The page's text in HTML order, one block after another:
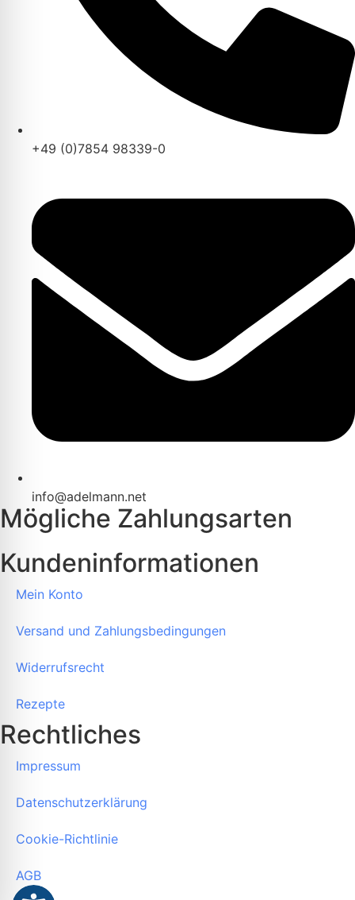
+49 (0)7854 98339-0
info@adelmann.net
Mögliche Zahlungsarten
Kundeninformationen
Mein Konto
Versand und Zahlungsbedingungen
Widerrufsrecht
Rezepte
Rechtliches
Impressum
Datenschutzerklärung
Cookie-Richtlinie
AGB